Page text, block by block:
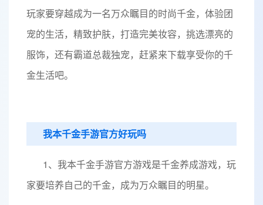
玩家要穿越成为一名万众瞩目的时尚千金，体验团
宠的生活，精致护肤，打造完美妆容，挑选漂亮的
服饰，还有霸道总裁独宠，赶紧来下载享受你的千
金生活吧。
我本千金手游官方好玩吗
1、我本千金手游官方游戏是千金养成游戏，玩
家要培养自己的千金，成为万众瞩目的明星。